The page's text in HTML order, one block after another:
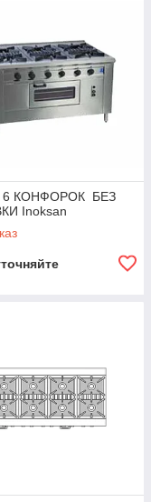
6 КОНФОРОК БЕЗ
Inoksan